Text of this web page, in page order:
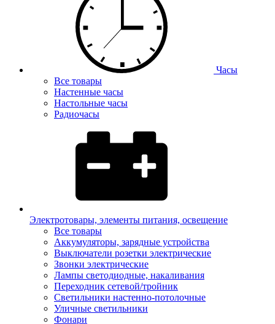
Часы
Все товары
Настенные часы
Настольные часы
Радиочасы
Электротовары, элементы питания, освещение
Все товары
Аккумуляторы, зарядные устройства
Выключатели розетки электрические
Звонки электрические
Лампы светодиодные, накаливания
Переходник сетевой/тройник
Светильники настенно-потолочные
Уличные светильники
Фонари